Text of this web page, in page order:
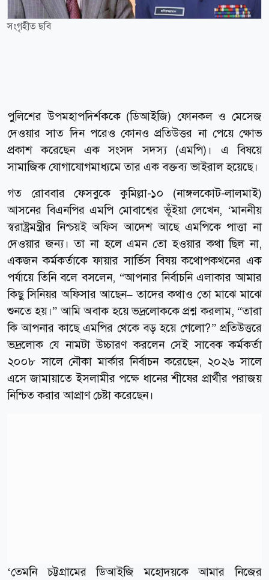
সংগৃহীত ছবি
পুলিশের উপমহাপদির্শককে (ডিআইজি) ফোনকল ও মেসেজ
দেওয়ার সাত দিন পরেও কোনও প্রতিউত্তর না পেয়ে ক্ষোভ
প্রকাশ করেছেন এক সংসদ সদস্য (এমপি)। এ বিষয়ে
সামাজিক যোগাযোগমাধ্যমে তার এক বক্তব্য ভাইরাল হয়েছে।
গত রোববার ফেসবুকে কুমিল্লা-১০ (নাঙ্গলকোট-লালমাই)
আসনের বিএনপির এমপি মোবাশ্বের ভূঁইয়া লেখেন, ‘মাননীয়
স্বরাষ্ট্রমন্ত্রীর নিশ্চয়ই অফিস আদেশ আছে এমপিকে পাত্তা না
দেওয়ার জন্য। তা না হলে এমন তো হওয়ার কথা ছিল না,
একজন কর্মকর্তাকে ফায়ার সার্ভিস বিষয় কথোপকথনের এক
পর্যায়ে তিনি বলে বসলেন, “আপনার নির্বাচনি এলাকার আমার
কিছু সিনিয়র অফিসার আছেন– তাদের কথাও তো মাঝে মাঝে
শুনতে হয়।” আমি অবাক হয়ে ভদ্রলোককে প্রশ্ন করলাম, “তারা
কি আপনার কাছে এমপির থেকে বড় হয়ে গেলো?” প্রতিউত্তরে
ভদ্রলোক যে নামটা উচ্চারণ করলেন সেই সাবেক কর্মকর্তা
২০০৮ সালে নৌকা মার্কার নির্বাচন করেছেন, ২০২৬ সালে
এসে জামায়াতে ইসলামীর পক্ষে ধানের শীষের প্রার্থীর পরাজয়
নিশ্চিত করার আপ্রাণ চেষ্টা করেছেন।
‘তেমনি চট্টগ্রামের ডিআইজি মহোদয়কে আমার নিজের